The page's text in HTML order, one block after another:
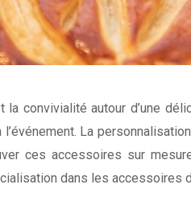
la convivialité autour d’une
La
ces accessoires sur
dans les accessoires